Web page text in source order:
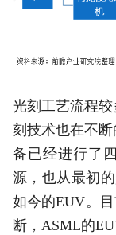
光刻工艺流程
刻技术也在不
备已经进行了
源，也从最初
如今的EUV。
断，ASML的